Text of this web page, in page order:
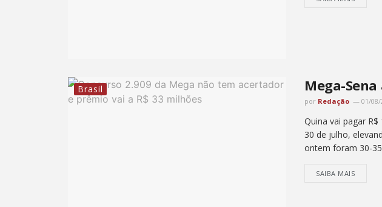
Brasil Mega-
por Redação 01/08/
Quina vai pagar
30 de julho,
ontem foram 30-
SAIBA MAIS